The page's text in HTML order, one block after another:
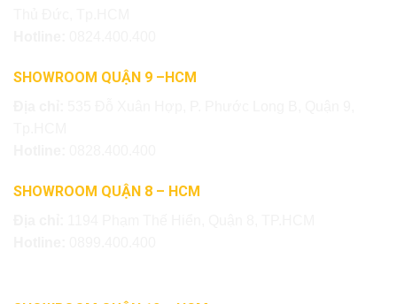
SHOWROOM QUẬN 9 –HCM
SHOWROOM QUẬN 8 – HCM